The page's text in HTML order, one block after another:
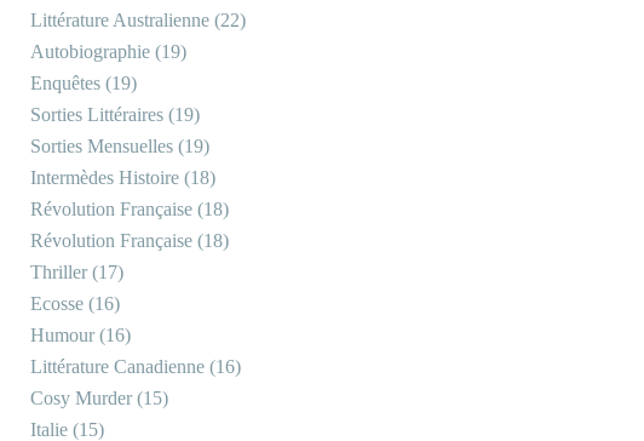
Littérature Australienne (22)
Autobiographie (19)
Enquêtes (19)
Sorties Littéraires (19)
Sorties Mensuelles (19)
Intermèdes Histoire (18)
Révolution Française (18)
Révolution Française (18)
Thriller(17)
Ecosse (16)
Humour(16)
Littérature Canadienne (16)
Cosy Murder(15)
Italie (15)